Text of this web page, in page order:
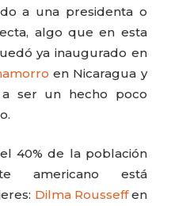
a una presidenta o
algo que en esta
ya inaugurado en
en Nicaragua y
ser un hecho poco
40% de la población
americano está
Dilma Rousseffen